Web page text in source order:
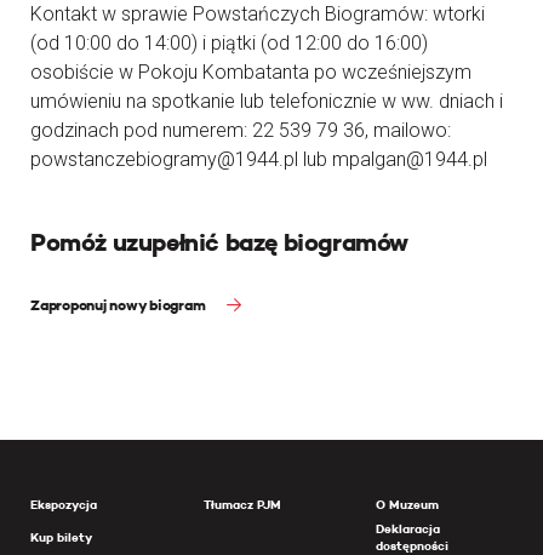
Kontakt w sprawie Powstańczych Biogramów: wtorki
(od 10:00 do 14:00) i piątki (od 12:00 do 16:00)
osobiście w Pokoju Kombatanta po wcześniejszym
umówieniu na spotkanie lub telefonicznie w ww. dniach i
godzinach pod numerem: 22 539 79 36, mailowo:
powstanczebiogramy@1944.pl lub mpalgan@1944.pl
Pomóż uzupełnić bazę biogramów
Zaproponuj nowy biogram
Ekspozycja
Kup bilety
Tłumacz PJM
O Muzeum
Deklaracja
dostępności